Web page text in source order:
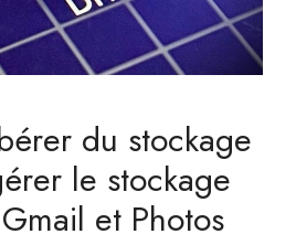
du stockage
le stockage
et Photos